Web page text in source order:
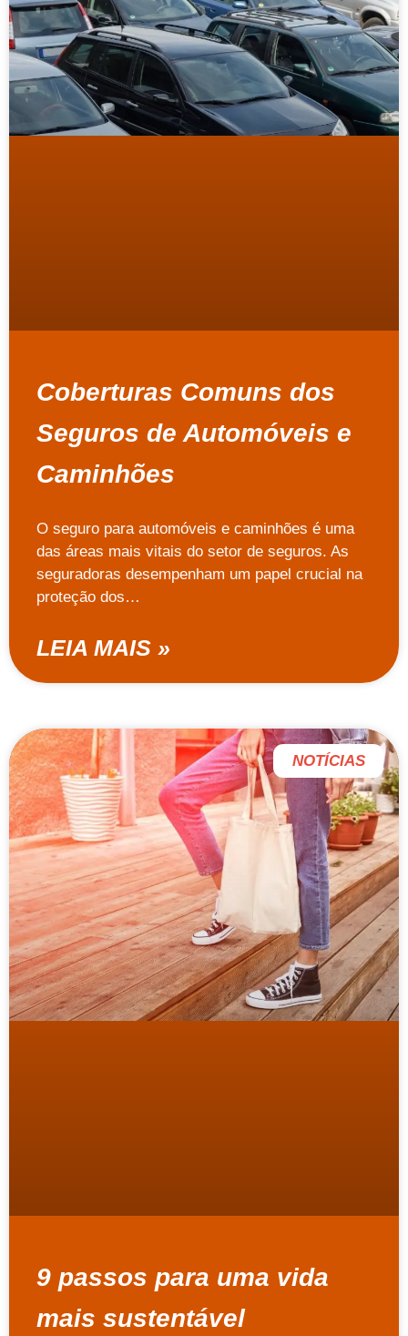
Coberturas Comuns dos
Seguros de Automóveis e
Caminhões
O seguro para automóveis e caminhões é uma
das áreas mais vitais do setor de seguros. As
seguradoras desempenham um papel crucial na
proteção dos…
LEIA MAIS »
NOTÍCIAS
9 passos para uma vida
mais sustentável